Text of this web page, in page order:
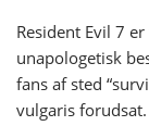
Resident Evil 7
unapologetisk
fans af sted
vulgaris